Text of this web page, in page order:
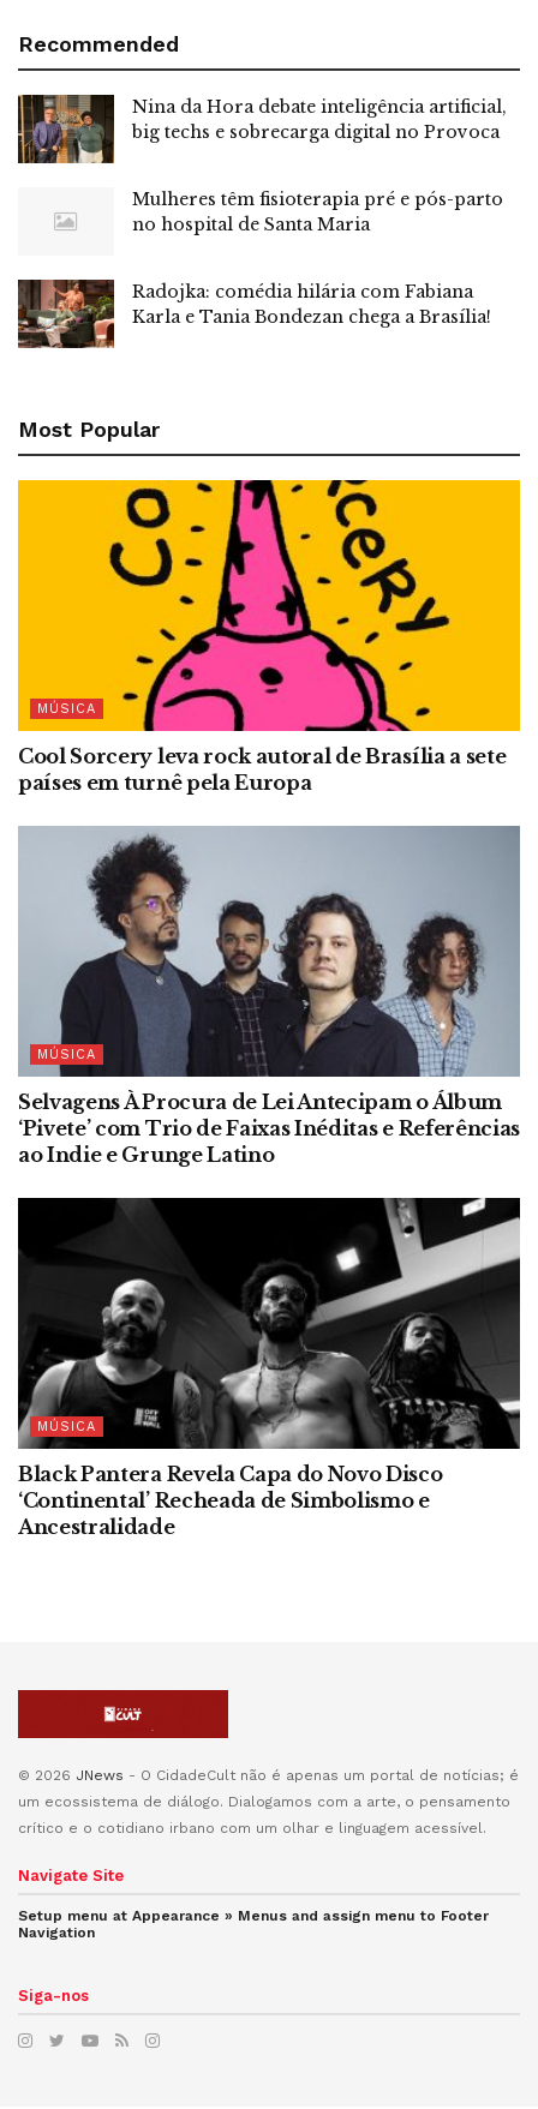
Recommended
Nina da Hora debate inteligência artificial,
big techs e sobrecarga digital no Provoca
Mulheres têm fisioterapia pré e pós-parto
no hospital de Santa Maria
Radojka: comédia hilária com Fabiana
Karla e Tania Bondezan chega a Brasília!
Most Popular
MÚSICA
Cool Sorcery leva rock autoral de Brasília a sete
países em turnê pela Europa
MÚSICA
Selvagens À Procura de Lei Antecipam o Álbum
‘Pivete’ com Trio de Faixas Inéditas e Referências
ao Indie e Grunge Latino
MÚSICA
Black Pantera Revela Capa do Novo Disco
‘Continental’ Recheada de Simbolismo e
Ancestralidade
© 2026 JNews - O CidadeCult não é apenas um portal de notícias; é
um ecossistema de diálogo. Dialogamos com a arte, o pensamento
crítico e o cotidiano irbano com um olhar e linguagem acessível.
Navigate Site
Setup menu at Appearance » Menus and assign menu to Footer
Navigation
Siga-nos